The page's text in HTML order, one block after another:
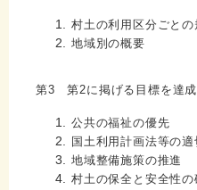
村土の利用区分ごと
地域別の概要
第3 第2に掲げる目標を達
公共の福祉の優先
国土利用計画法等の適
地域整備施策の推進
村土の保全と安全性の